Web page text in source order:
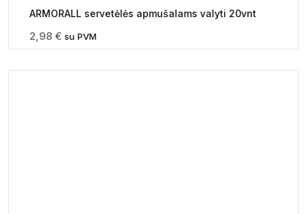
ARMORALL servetėlės apmušalams valyti 20vnt
2,98 € su PVM